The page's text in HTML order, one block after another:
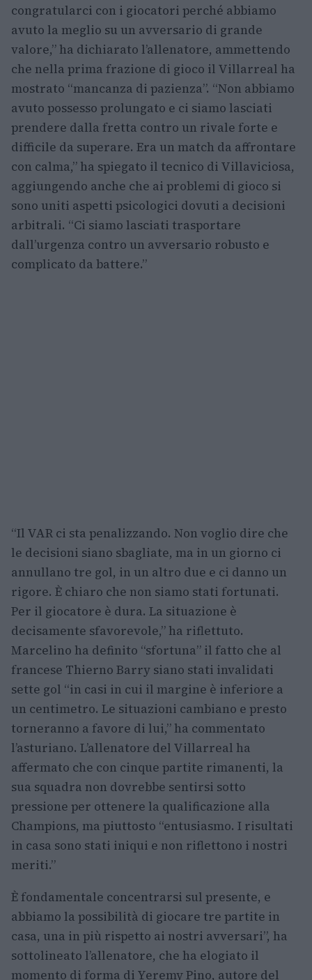
congratularci con i giocatori perché abbiamo
avuto la meglio su un avversario di grande
valore,” ha dichiarato l’allenatore, ammettendo
che nella prima frazione di gioco il Villarreal ha
mostrato “mancanza di pazienza”. “Non abbiamo
avuto possesso prolungato e ci siamo lasciati
prendere dalla fretta contro un rivale forte e
difficile da superare. Era un match da affrontare
con calma,” ha spiegato il tecnico di Villaviciosa,
aggiungendo anche che ai problemi di gioco si
sono uniti aspetti psicologici dovuti a decisioni
arbitrali. “Ci siamo lasciati trasportare
dall’urgenza contro un avversario robusto e
complicato da battere.”
“Il VAR ci sta penalizzando. Non voglio dire che
le decisioni siano sbagliate, ma in un giorno ci
annullano tre gol, in un altro due e ci danno un
rigore. È chiaro che non siamo stati fortunati.
Per il giocatore è dura. La situazione è
decisamente sfavorevole,” ha riflettuto.
Marcelino ha definito “sfortuna” il fatto che al
francese Thierno Barry siano stati invalidati
sette gol “in casi in cui il margine è inferiore a
un centimetro. Le situazioni cambiano e presto
torneranno a favore di lui,” ha commentato
l’asturiano. L’allenatore del Villarreal ha
affermato che con cinque partite rimanenti, la
sua squadra non dovrebbe sentirsi sotto
pressione per ottenere la qualificazione alla
Champions, ma piuttosto “entusiasmo. I risultati
in casa sono stati iniqui e non riflettono i nostri
meriti.”
È fondamentale concentrarsi sul presente, e
abbiamo la possibilità di giocare tre partite in
casa, una in più rispetto ai nostri avversari”, ha
sottolineato l’allenatore, che ha elogiato il
momento di forma di Yeremy Pino, autore del